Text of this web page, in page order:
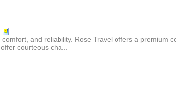
and reliability. Rose Travel offers a premium
courteous cha...